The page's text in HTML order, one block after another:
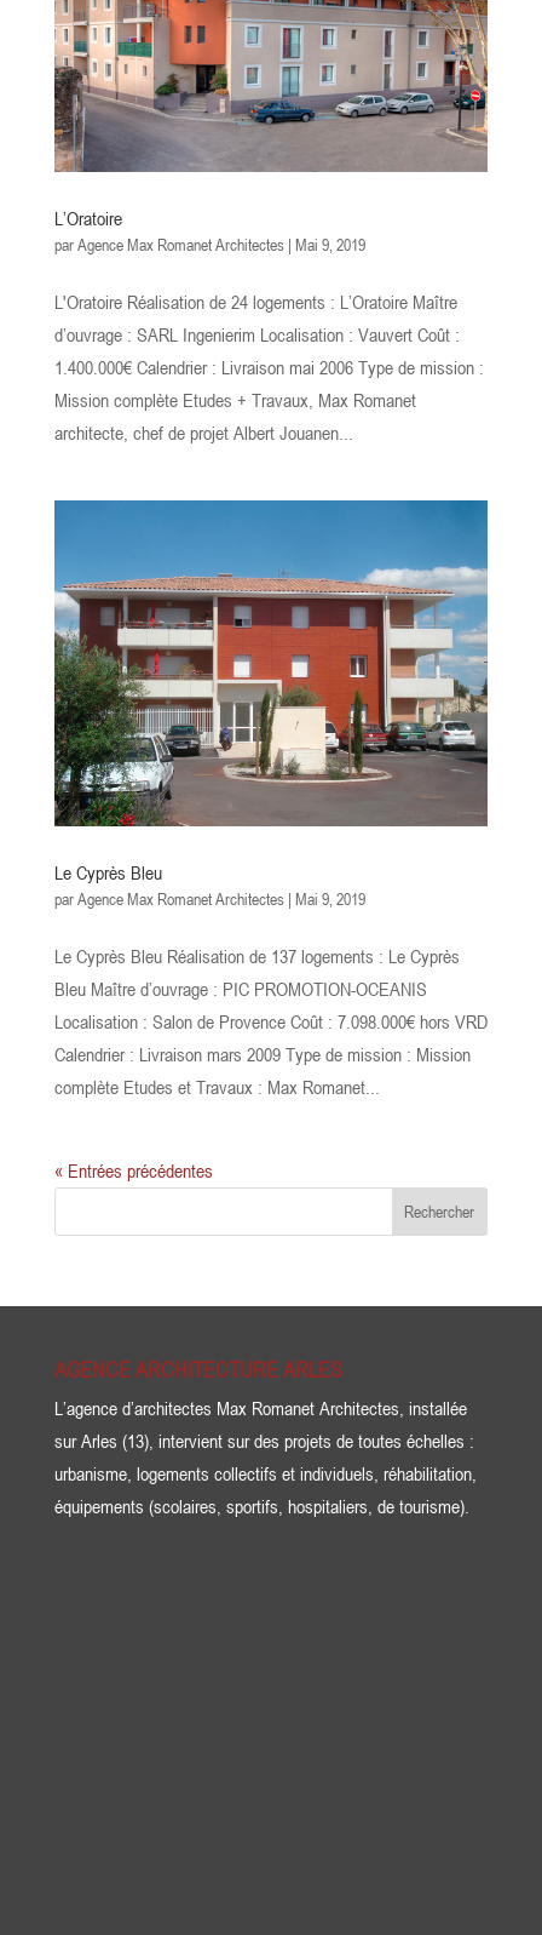
L’Oratoire
parAgence Max Romanet Architectes| Mai 9, 2019
L'Oratoire Réalisation de 24 logements : L’Oratoire Maître
d’ouvrage : SARL Ingenierim Localisation : Vauvert Coût :
1.400.000€ Calendrier : Livraison mai 2006 Type de mission :
Mission complète Etudes + Travaux, Max Romanet
architecte, chef de projet Albert Jouanen...
Le Cyprès Bleu
parAgence Max Romanet Architectes| Mai 9, 2019
Le Cyprès Bleu Réalisation de 137 logements : Le Cyprès
Bleu Maître d’ouvrage : PIC PROMOTION-OCEANIS
Localisation : Salon de Provence Coût : 7.098.000€ hors VRD
Calendrier : Livraison mars 2009 Type de mission : Mission
complète Etudes et Travaux : Max Romanet...
« Entrées précédentes
AGENCE ARCHITECTURE ARLES
L’agence d’architectes Max Romanet Architectes, installée
sur Arles (13), intervient sur des projets de toutes échelles :
urbanisme, logements collectifs et individuels, réhabilitation,
équipements (scolaires, sportifs, hospitaliers, de tourisme).